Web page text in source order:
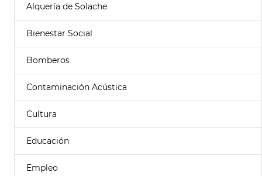
Alquería de Solache
Bienestar Social
Bomberos
Contaminación Acústica
Cultura
Educación
Empleo